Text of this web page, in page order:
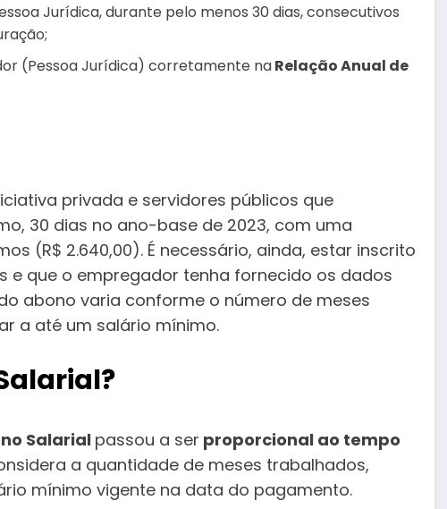
Jurídica, durante pelo menos 30 dias, consecutivos
(Pessoa Jurídica) corretamente naRelação Anual de
privada e servidores públicos que
30 dias no ano-base de 2023, com uma
(R$ 2.640,00). É necessário, ainda, estar inscrito
e que o empregador tenha fornecido os dados
abono varia conforme o número de meses
a até um salário mínimo.
Salarial passou a ser proporcional ao tempo
a quantidade de meses trabalhados,
mínimo vigente na data do pagamento.